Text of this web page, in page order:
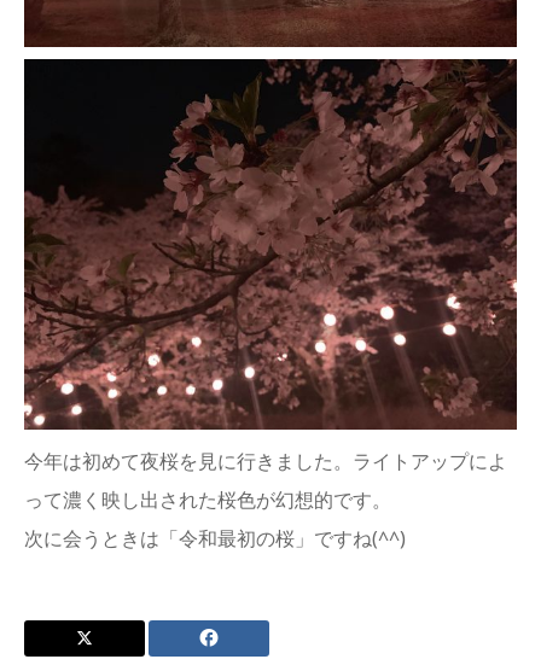
今年は初めて夜桜を見に行きました。ライトアップによ
って濃く映し出された桜色が幻想的です。
次に会うときは「令和最初の桜」ですね(^^)